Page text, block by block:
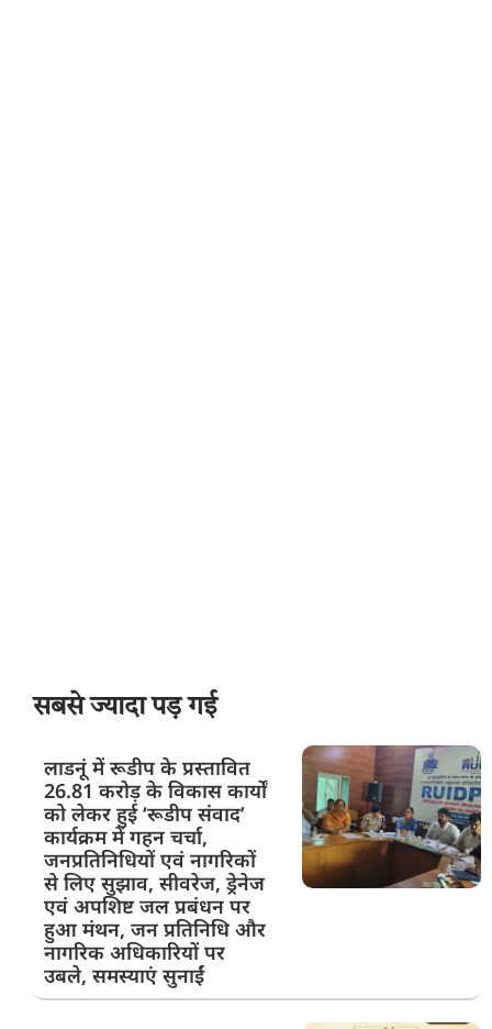
सबसे ज्यादा पड़ गई
लाडनूं में रूडीप के प्रस्तावित
26.81 करोड़ के विकास कार्यों
को लेकर हुई ‘रूडीप संवाद’
कार्यक्रम में गहन चर्चा,
जनप्रतिनिधियों एवं नागरिकों
से लिए सुझाव, सीवरेज, ड्रेनेज
एवं अपशिष्ट जल प्रबंधन पर
हुआ मंथन, जन प्रतिनिधि और
नागरिक अधिकारियों पर
उबले, समस्याएं सुनाईं